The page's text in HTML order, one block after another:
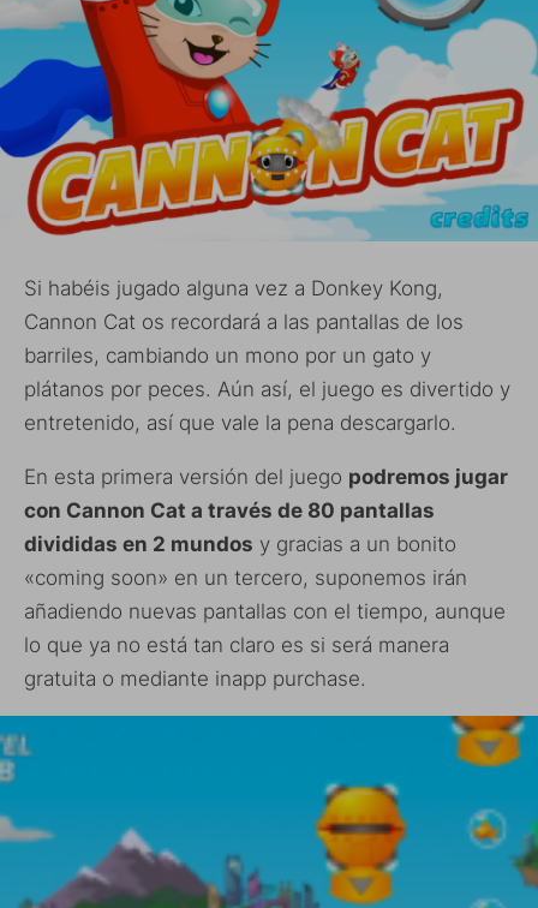
Si habéis jugado alguna vez a Donkey Kong,
Cannon Cat os recordará a las pantallas de los
barriles, cambiando un mono por un gato y
plátanos por peces. Aún así, el juego es divertido y
entretenido, así que vale la pena descargarlo.
En esta primera versión del juego podremos jugar
con Cannon Cat a través de 80 pantallas
divididas en 2 mundos y gracias a un bonito
«coming soon» en un tercero, suponemos irán
añadiendo nuevas pantallas con el tiempo, aunque
lo que ya no está tan claro es si será manera
gratuita o mediante inapp purchase.